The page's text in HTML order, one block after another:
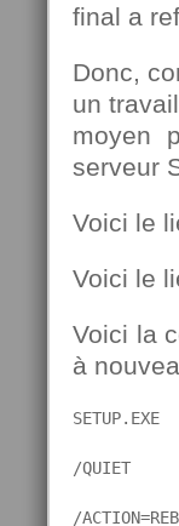
final a
Donc,
un
moyen
serveur
Voici le
Voici le
Voici la
à
SETUP.EXE
/QUIET
/